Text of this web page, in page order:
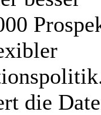
die